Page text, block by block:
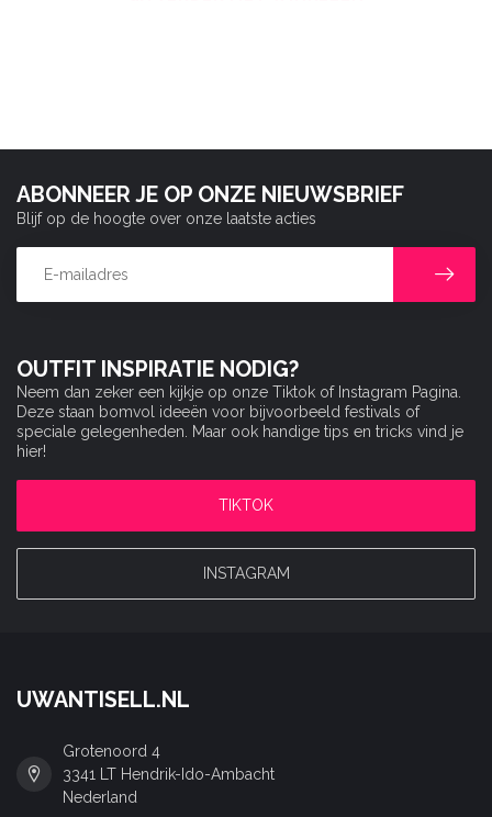
OUTFIT INSPIRATIE NODIG?
Neem dan zeker een kijkje op onze Tiktok of Instagram Pagina.
Deze staan bomvol ideeën voor bijvoorbeeld festivals of
speciale gelegenheden. Maar ook handige tips en tricks vind je
hier!
TIKTOK
INSTAGRAM
ABONNEER JE OP ONZE NIEUWSBRIEF
Blijf op de hoogte over onze laatste acties
UWANTISELL.NL
Grotenoord 4
3341 LT Hendrik-Ido-Ambacht
Nederland